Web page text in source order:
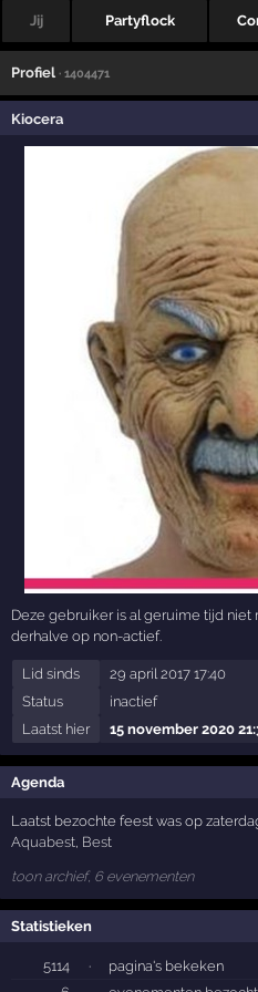
Jij Partyflock
Profiel · 1404471
Kiocera
Deze gebruiker is al geruime tijd niet
derhalve op non-actief.
Lid sinds
29 april 2017 17:40
Status
inactief
Laatst hier
15 november 2020
Agenda
Laatst bezochte feest was op
Aquabest Best
toon archief, 6 evenementen
Statistieken
5114 ·
pagina's bekeken